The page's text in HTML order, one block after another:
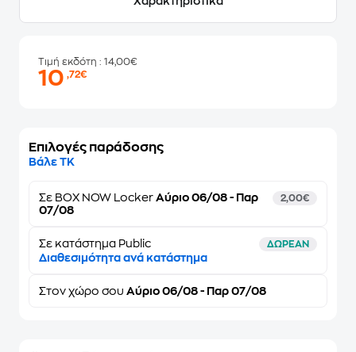
Τιμή εκδότη : 14,00€
10,72€
Επιλογές παράδοσης
Βάλε ΤΚ
Σε BOX NOW Locker Αύριο 06/08 - Παρ
07/08
2,00€
Σε κατάστημα Public ΔΩΡΕΑΝ
Διαθεσιμότητα ανά κατάστημα
Στον χώρο σου Αύριο 06/08 - Παρ 07/08